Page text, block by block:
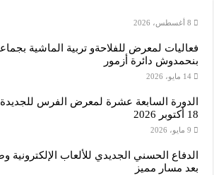
8 أغسطس، 2026
فعاليات لمعرض للفلاحةو تربية الماشية
بنحمدوش دائرة أزمور
14 مايو، 2026
18 أكتوبر 2026
9 مايو، 2026
الدفاع الحسني الجديدي للألعاب
بعد مسار مميز